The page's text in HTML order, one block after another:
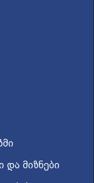
და მიზნები